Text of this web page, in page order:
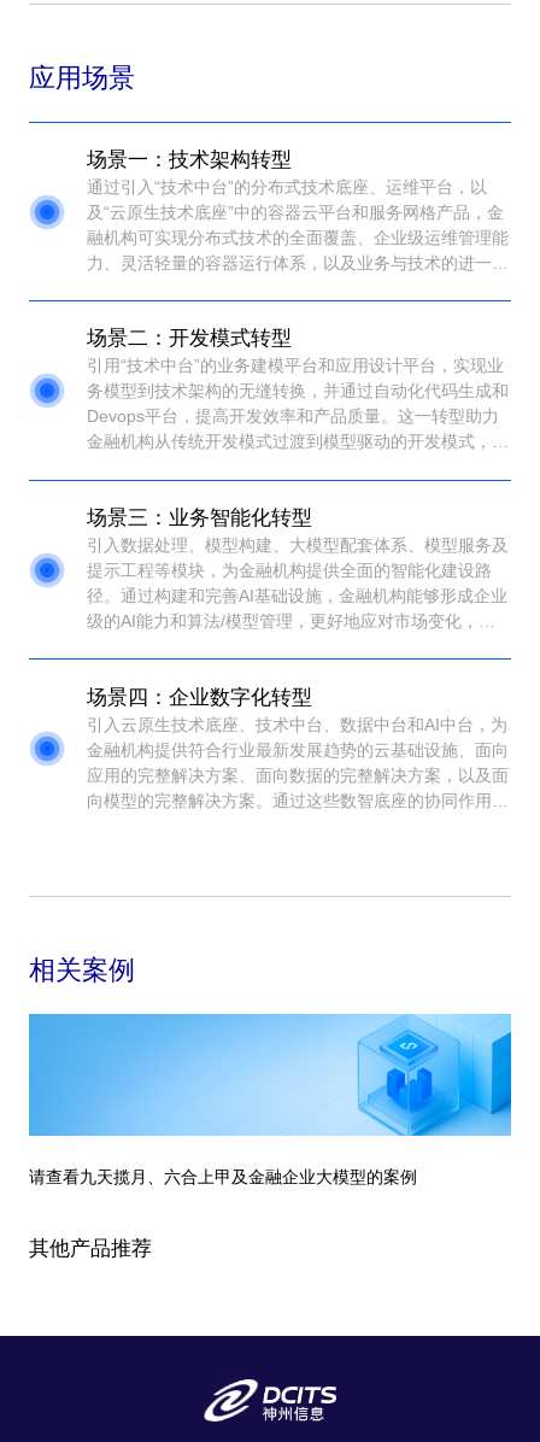
应用场景
场景一：技术架构转型
通过引入“技术中台”的分布式技术底座、运维平台，以
及“云原生技术底座”中的容器云平台和服务网格产品，金
融机构可实现分布式技术的全面覆盖、企业级运维管理能
力、灵活轻量的容器运行体系，以及业务与技术的进一步
金融机构数字化转型的多样化需求。
场景二：开发模式转型
引用“技术中台”的业务建模平台和应用设计平台，实现业
务模型到技术架构的无缝转换，并通过自动化代码生成和
Devops平台，提高开发效率和产品质量。这一转型助力
金融机构从传统开发模式过渡到模型驱动的开发模式，更
场景三：业务智能化转型
引入数据处理、模型构建、大模型配套体系、模型服务及
提示工程等模块，为金融机构提供全面的智能化建设路
径。通过构建和完善AI基础设施，金融机构能够形成企业
级的AI能力和算法/模型管理，更好地应对市场变化，提
场景四：企业数字化转型
引入云原生技术底座、技术中台、数据中台和AI中台，为
金融机构提供符合行业最新发展趋势的云基础设施、面向
应用的完整解决方案、面向数据的完整解决方案，以及面
向模型的完整解决方案。通过这些数智底座的协同作用，
相关案例
请查看九天揽月、六合上甲及金融企业大模型的案例
其他产品推荐